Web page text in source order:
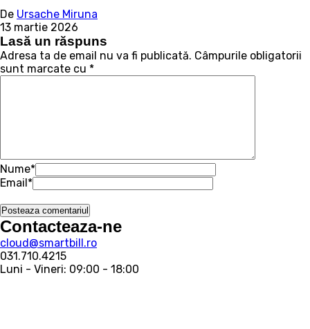
De Ursache Miruna
13 martie 2026
Lasă un răspuns
Adresa ta de email nu va fi publicată. Câmpurile obligatorii
sunt marcate cu *
Nume*
Email*
Contacteaza-ne
cloud@smartbill.ro
031.710.4215
Luni - Vineri: 09:00 - 18:00